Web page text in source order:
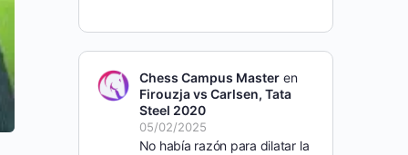
Chess Campus Masteren
Firouzja vs Carlsen, Tata
Steel 2020
05/02/2025
No había razón para dilatar la